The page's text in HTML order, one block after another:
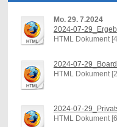
Mo. 29. 7.2024
2024-07-
HTML Dokument
2024-07-
HTML Dokument
2024-07-
HTML Dokument